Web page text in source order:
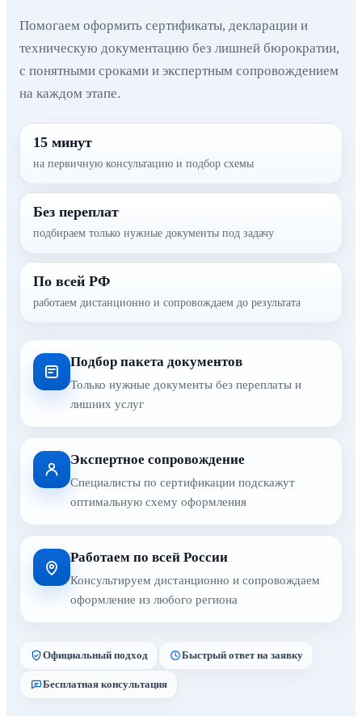
Помогаем оформить сертификаты, декларации и
техническую документацию без лишней бюрократии,
с понятными сроками и экспертным сопровождением
на каждом этапе.
15 минут
на первичную консультацию и подбор схемы
Без переплат
подбираем только нужные документы под задачу
По всей РФ
работаем дистанционно и сопровождаем до результата
Подбор пакета документов
Только нужные документы без переплаты и
лишних услуг
Экспертное сопровождение
Специалисты по сертификации подскажут
оптимальную схему оформления
Работаем по всей России
Консультируем дистанционно и сопровождаем
оформление из любого региона
Официальный подход Быстрый ответ на заявку
Бесплатная консультация